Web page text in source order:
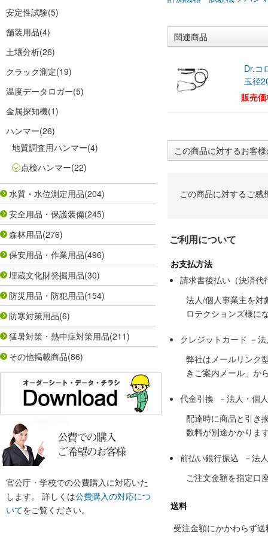
安定性試験(5)
舗装用品(4)
土壌分析(26)
クラック測定(19)
温度データロガー(5)
金属探知機(1)
ハンマー(26)
地質調査用ハンマー(4)
点検ハンマー(22)
水質・水位測定用品(204)
安全用品・保護装備(245)
森林用品(276)
保安用品・作業用品(496)
埋蔵文化財発掘用品(30)
防災用品・防犯用品(154)
防寒対策用品(6)
猛暑対策・熱中症対策用品(211)
その他掲載商品(86)
官公庁・学校での公費購入に対応いた
します。 詳しくは公費購入の対応につ
いてをご覧ください。
関連商品
Dr.
玉径
販売
この商品に対するお客
この商品に対するご感
ご利用について
お支払方法
請求書後払い（決済代
法人/個人事業主を対
ロテクションズ様に
クレジットカード －
弊社はメールリンク
きご案内メール」か
代金引換 －法人・個
配達時に商品と引き
数料が別途かかりま
前払い銀行振込 －法
ご注文金額を指定口
送料
受注金額にかかわらず